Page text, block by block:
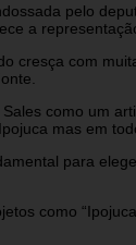
pelo
a
cresça com
como um
mas em
para
como